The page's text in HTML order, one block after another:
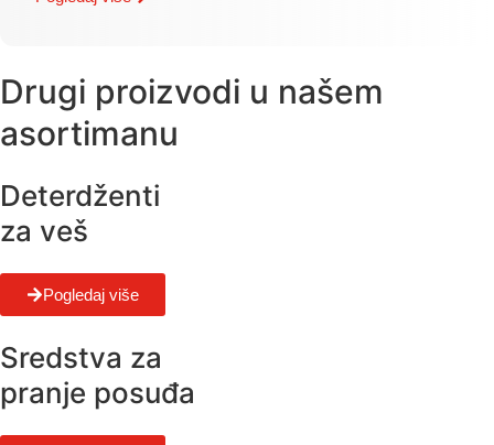
Drugi proizvodi u našem
asortimanu
Deterdženti
za veš
Pogledaj više
Sredstva za
pranje posuđa